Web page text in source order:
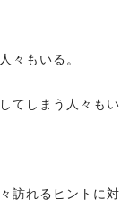
々もいる。
てしまう人々もい
訪れるヒントに